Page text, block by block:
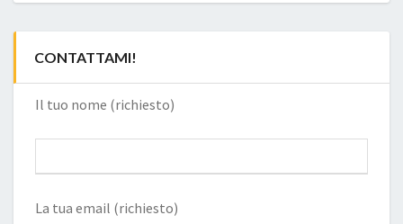
CONTATTAMI!
Il tuo nome (richiesto)
La tua email (richiesto)